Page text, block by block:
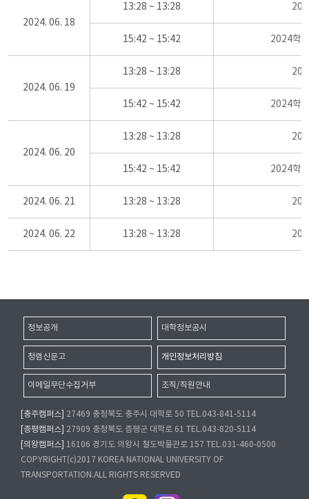
2024. 06. 18
13:28 ~ 13:28
15:42 ~ 15:42 2024학
2024. 06. 19
13:28 ~ 13:28
15:42 ~ 15:42 2024학
2024. 06. 20
13:28 ~ 13:28
15:42 ~ 15:42 2024학
2024. 06. 21 13:28 ~ 13:28
2024. 06. 22 13:28 ~ 13:28
정보공개 대학정보공시
청렴신문고 개인정보처리방침
이메일무단수집거부 조직/직원안내
[충주캠퍼스]
27469 충청북도 충주시 대학로 50 TEL.043-841-5114
[증평캠퍼스]
27909 충청북도 증평군 대학로 61 TEL.043-820-5114
[의왕캠퍼스]
16106 경기도 의왕시 철도박물관로 157 TEL.031-460-0500
COPYRIGHT(c)2017 KOREA NATIONAL UNIVERSITY OF
TRANSPORTATION.ALL RIGHTS RESERVED